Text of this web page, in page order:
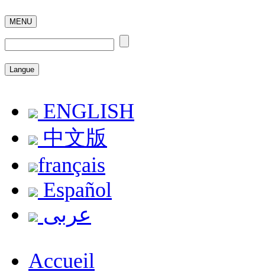
MENU
Langue
ENGLISH
中文版
français
Español
عربى
Accueil